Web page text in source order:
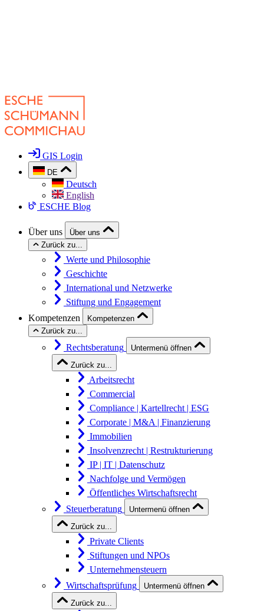
GIS Login
DE
Deutsch
English
ESCHE Blog
Über uns
Über uns
Zurück zu...
Werte und Philosophie
Geschichte
International und Netzwerke
Stiftung und Engagement
Kompetenzen
Kompetenzen
Zurück zu...
Rechtsberatung
Untermenü öffnen
Zurück zu...
Arbeitsrecht
Commercial
Compliance | Kartellrecht | ESG
Corporate | M&A | Finanzierung
Immobilien
Insolvenzrecht | Restrukturierung
IP | IT | Datenschutz
Nachfolge und Vermögen
Öffentliches Wirtschaftsrecht
Steuerberatung
Untermenü öffnen
Zurück zu...
Private Clients
Stiftungen und NPOs
Unternehmensteuern
Wirtschaftsprüfung
Untermenü öffnen
Zurück zu...